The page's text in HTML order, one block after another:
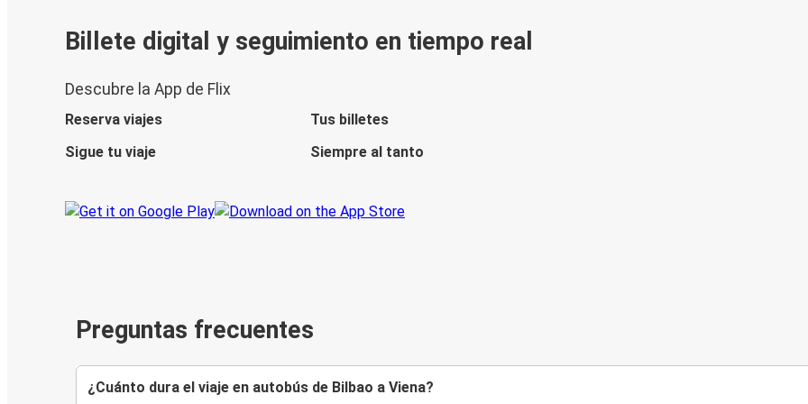
Billete digital y seguimiento en tiempo real
Descubre la App de Flix
Reserva viajes
Tus billetes
Sigue tu viaje
Siempre al tanto
Preguntas frecuentes
¿Cuánto dura el viaje en autobús de Bilbao a Viena?